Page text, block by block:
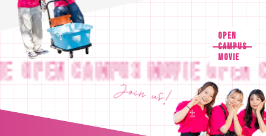
OPEN
CAMPUS
MOVIE
CAMPUS MOVIE OPEN